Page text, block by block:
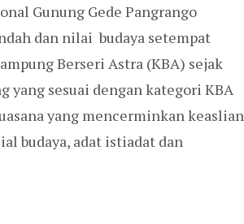
Gunung Gede Pangrango
dan nilai budaya setempat
Berseri Astra (KBA) sejak
yang sesuai dengan kategori KBA
yang mencerminkan keaslian
budaya, adat istiadat dan